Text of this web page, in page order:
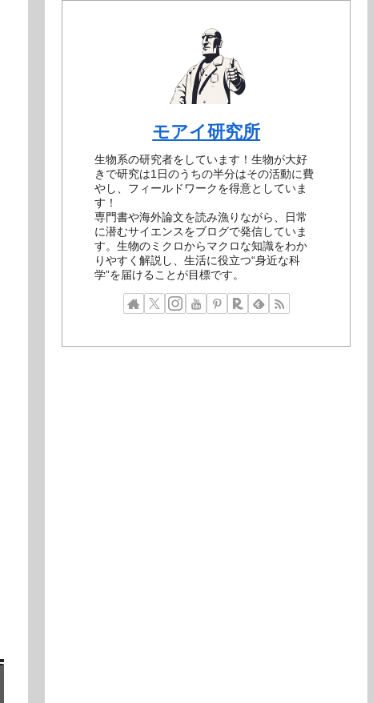
モアイ研究所
生物系の研究者をしています！生物が大好
きで研究は1日のうちの半分はその活動に費
やし、フィールドワークを得意としていま
す！
専門書や海外論文を読み漁りながら、日常
に潜むサイエンスをブログで発信していま
す。生物のミクロからマクロな知識をわか
りやすく解説し、生活に役立つ“身近な科
学”を届けることが目標です。